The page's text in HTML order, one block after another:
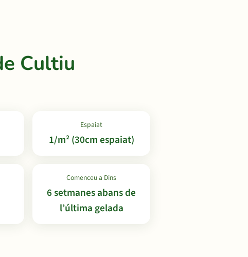
Cultiu
Espaiat
1/m² (30cm espaiat)
Comenceu a Dins
6 setmanes abans de
l’última gelada